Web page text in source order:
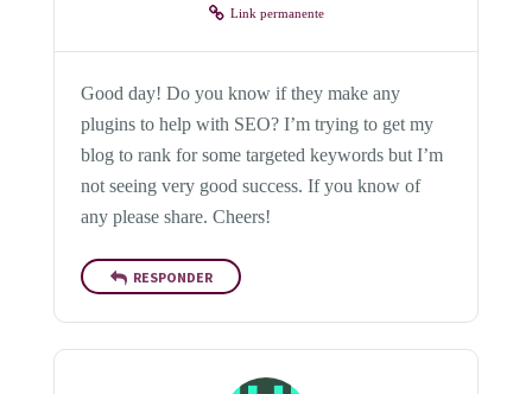
Link permanente
Good day! Do you know if they make any
plugins to help with SEO? I’m trying to get my
blog to rank for some targeted keywords but I’m
not seeing very good success. If you know of
any please share. Cheers!
RESPONDER